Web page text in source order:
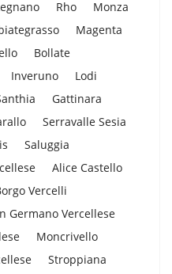
Rho
Monza
Magenta
Bollate
Inveruno
Lodi
Gattinara
Serravalle Sesia
Saluggia
Alice Castello
Vercelli
Germano Vercellese
Moncrivello
Stroppiana